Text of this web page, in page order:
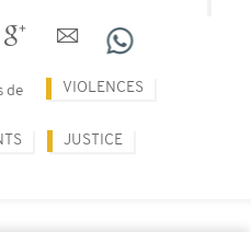
de VIOLENCES
JUSTICE